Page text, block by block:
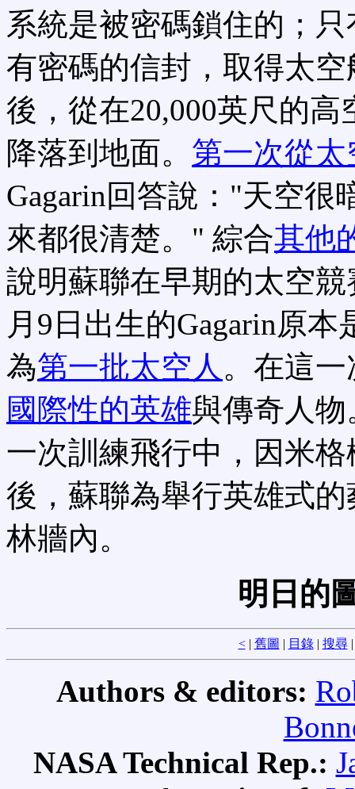
系統是被密碼鎖住的；
有密碼的信封，取得太
後，從在20,000英尺的高
降落到地面。 第一次從
Gagarin回答說："天空很
來都很清楚。" 綜合其他
說明蘇聯在早期的太空
月9日出生的Gagarin原
為第一批太空人 。在這
國際性的英雄與傳奇人物
一次訓練飛行中，因米
後，蘇聯為舉行英雄式
林牆內。
明日的
<| 舊圖 | 目錄| 搜尋
Authors & editors:
NASA Technical Rep.: